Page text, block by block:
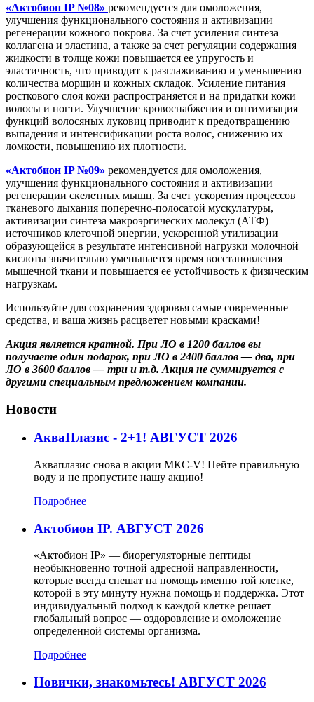
«Актобион IP №08» рекомендуется для омоложения,
улучшения функционального состояния и активизации
регенерации кожного покрова. За счет усиления синтеза
коллагена и эластина, а также за счет регуляции содержания
жидкости в толще кожи повышается ее упругость и
эластичность, что приводит к разглаживанию и уменьшению
количества морщин и кожных складок. Усиление питания
росткового слоя кожи распространяется и на придатки кожи –
волосы и ногти. Улучшение кровоснабжения и оптимизация
функций волосяных луковиц приводит к предотвращению
выпадения и интенсификации роста волос, снижению их
ломкости, повышению их плотности.
«Актобион IP №09» рекомендуется для омоложения,
улучшения функционального состояния и активизации
регенерации скелетных мышц. За счет ускорения процессов
тканевого дыхания поперечно-полосатой мускулатуры,
активизации синтеза макроэргических молекул (АТФ) –
источников клеточной энергии, ускоренной утилизации
образующейся в результате интенсивной нагрузки молочной
кислоты значительно уменьшается время восстановления
мышечной ткани и повышается ее устойчивость к физическим
нагрузкам.
Используйте для сохранения здоровья самые современные
средства, и ваша жизнь расцветет новыми красками!
Акция является кратной. При ЛО в 1200 баллов вы
получаете один подарок, при ЛО в 2400 баллов — два, при
ЛО в 3600 баллов — три и т.д. Акция не суммируется с
другими специальным предложением компании.
Новости
АкваПлазис - 2+1! АВГУСТ 2026
Акваплазис снова в акции МКС-V! Пейте правильную
воду и не пропустите нашу акцию!
Подробнее
Актобион IP. АВГУСТ 2026
«Актобион IP» — биорегуляторные пептиды
необыкновенно точной адресной направленности,
которые всегда спешат на помощь именно той клетке,
которой в эту минуту нужна помощь и поддержка. Этот
индивидуальный подход к каждой клетке решает
глобальный вопрос — оздоровление и омоложение
определенной системы организма.
Подробнее
Новички, знакомьтесь! АВГУСТ 2026